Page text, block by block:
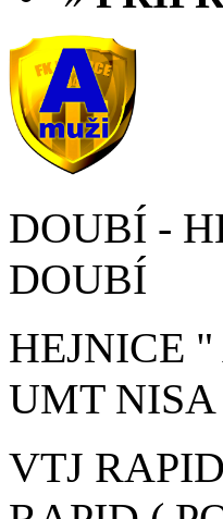
DOUBÍ -
DOUBÍ
HEJNICE
UMT NISA
VTJ